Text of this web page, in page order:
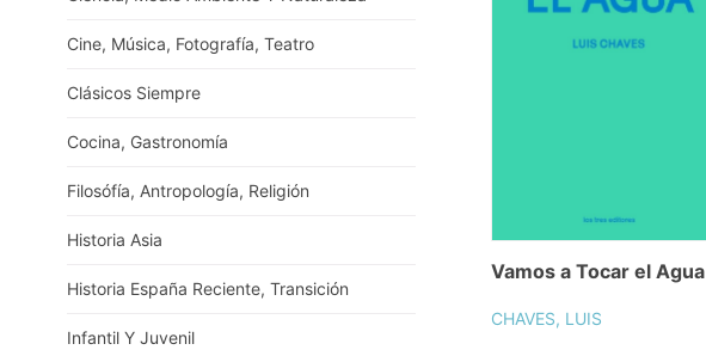
Cine, Música, Fotografía, Teatro
Clásicos Siempre
Cocina, Gastronomía
Filosófía, Antropología, Religión
Historia Asia
Historia España Reciente, Transición
Infantil Y Juvenil
Vamos a Tocar el Agua
CHAVES, LUIS